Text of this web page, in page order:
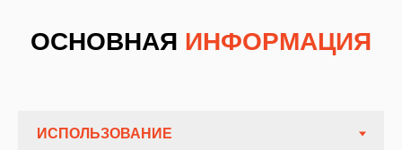
ОСНОВНАЯ ИНФОРМАЦИЯ